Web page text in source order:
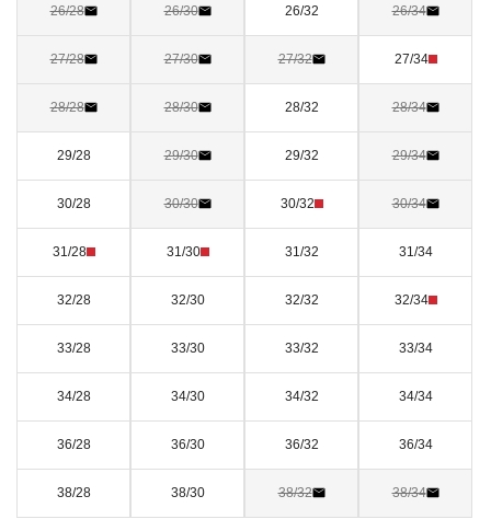
26/28 26/30 26/32 26/34
27/28 27/30 27/32 27/34
28/28 28/30 28/32 28/34
29/28 29/30 29/32 29/34
30/28 30/30 30/32 30/34
31/28 31/30 31/32 31/34
32/28 32/30 32/32 32/34
33/28 33/30 33/32 33/34
34/28 34/30 34/32 34/34
36/28 36/30 36/32 36/34
38/28 38/30 38/32 38/34